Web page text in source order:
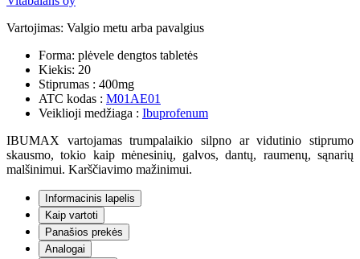
Vartojimas: Valgio metu arba pavalgius
Forma: plėvele dengtos tabletės
Kiekis: 20
Stiprumas : 400mg
ATC kodas : M01AE01
Veiklioji medžiaga : Ibuprofenum
IBUMAX vartojamas trumpalaikio silpno ar vidutinio stiprumo
skausmo, tokio kaip mėnesinių, galvos, dantų, raumenų, sąnarių
malšinimui. Karščiavimo mažinimui.
Informacinis lapelis
Kaip vartoti
Panašios prekės
Analogai